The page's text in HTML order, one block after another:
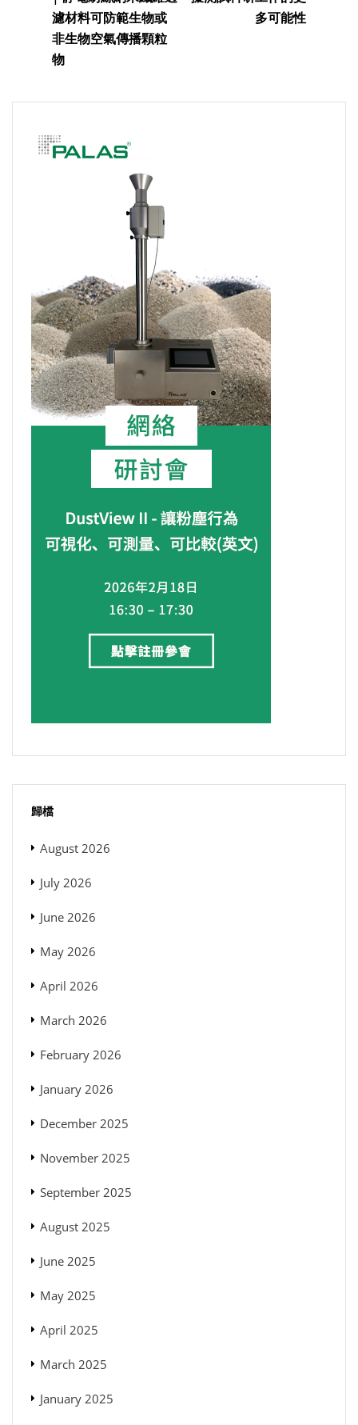
濾材料可防範生物或
非生物空氣傳播顆粒
物
多可能性
歸檔
August 2026
July 2026
June 2026
May 2026
April 2026
March 2026
February 2026
January 2026
December 2025
November 2025
September 2025
August 2025
June 2025
May 2025
April 2025
March 2025
January 2025